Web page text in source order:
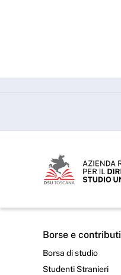
Borse e contributi
Borsa di studio
Studenti Stranieri